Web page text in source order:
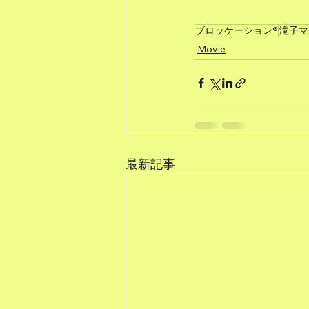
ブロッケーション®滝子
Movie
最新記事